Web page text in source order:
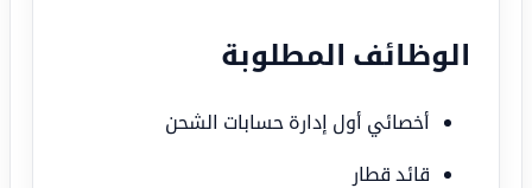
الوظائف المطلوبة
أخصائي أول إدارة حسابات الشحن
قائد قطار